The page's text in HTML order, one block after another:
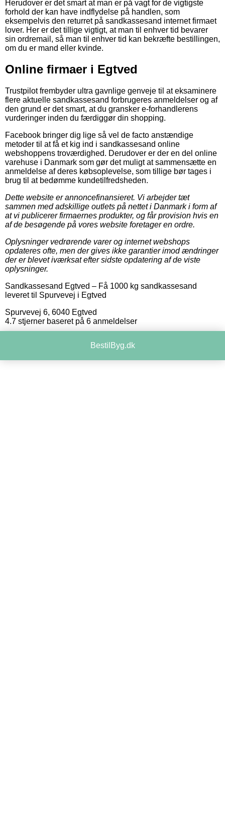
Herudover er det smart at man er på vagt for de vigtigste
forhold der kan have indflydelse på handlen, som
eksempelvis den returret på sandkassesand internet firmaet
lover. Her er det tillige vigtigt, at man til enhver tid bevarer
sin ordremail, så man til enhver tid kan bekræfte bestillingen,
om du er mand eller kvinde.
Online firmaer i Egtved
Trustpilot frembyder ultra gavnlige genveje til at eksaminere
flere aktuelle sandkassesand forbrugeres anmeldelser og af
den grund er det smart, at du gransker e-forhandlerens
vurderinger inden du færdiggør din shopping.
Facebook bringer dig lige så vel de facto anstændige
metoder til at få et kig ind i sandkassesand online
webshoppens troværdighed. Derudover er der en del online
varehuse i Danmark som gør det muligt at sammensætte en
anmeldelse af deres købsoplevelse, som tillige bør tages i
brug til at bedømme kundetilfredsheden.
Dette website er annoncefinansieret. Vi arbejder tæt
sammen med adskillige outlets på nettet i Danmark i form af
at vi publicerer firmaernes produkter, og får provision hvis en
af de besøgende på vores website foretager en ordre.
Oplysninger vedrørende varer og internet webshops
opdateres ofte, men der gives ikke garantier imod ændringer
der er blevet iværksat efter sidste opdatering af de viste
oplysninger.
Sandkassesand Egtved – Få 1000 kg sandkassesand
leveret til Spurvevej i Egtved
Spurvevej 6, 6040 Egtved
4.7 stjerner baseret på 6 anmeldelser
BestilByg.dk